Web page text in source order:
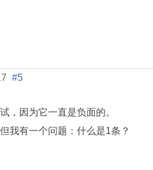
#5
，因为它一直是负面的。
我有一个问题：什么是1条？